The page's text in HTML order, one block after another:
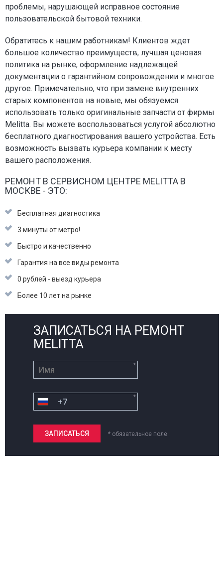
проблемы, нарушающей исправное состояние
пользовательской бытовой техники.
Обратитесь к нашим работникам! Клиентов ждет
большое количество преимуществ, лучшая ценовая
политика на рынке, оформление надлежащей
документации о гарантийном сопровождении и многое
другое. Примечательно, что при замене внутренних
старых компонентов на новые, мы обязуемся
использовать только оригинальные запчасти от фирмы
Melitta. Вы можете воспользоваться услугой абсолютно
бесплатного диагностирования вашего устройства. Есть
возможность вызвать курьера компании к месту
вашего расположения.
РЕМОНТ В СЕРВИСНОМ ЦЕНТРЕ MELITTA В
МОСКВЕ - ЭТО:
Бесплатная диагностика
3 минуты от метро!
Быстро и качественно
Гарантия на все виды ремонта
0 рублей - выезд курьера
Более 10 лет на рынке
ЗАПИСАТЬСЯ НА РЕМОНТ
MELITTA
*
*
* обязательное поле